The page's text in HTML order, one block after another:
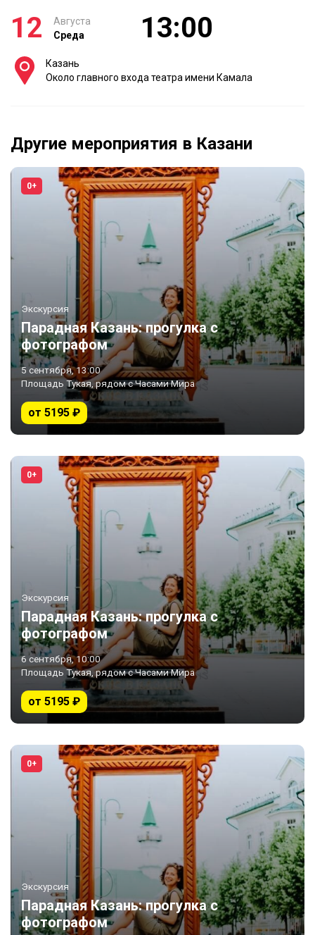
12
Августа
Среда
13:00
Казань
Около главного входа театра имени Камала
Другие мероприятия в Казани
0+
Экскурсия
Парадная Казань: прогулка с
фотографом
5 сентября, 13:00
Площадь Тукая, рядом с Часами Мира
от 5195 ₽
0+
Экскурсия
Парадная Казань: прогулка с
фотографом
6 сентября, 10:00
Площадь Тукая, рядом с Часами Мира
от 5195 ₽
0+
Экскурсия
Парадная Казань: прогулка с
фотографом